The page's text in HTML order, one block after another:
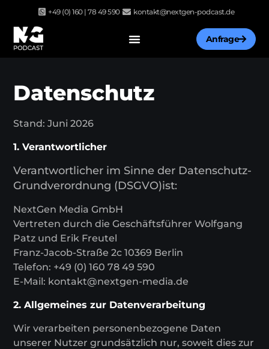
springen
+49 (0) 160 | 78 49 590 kontakt@nextgen-podcast.de
Anfrage
Datenschutz
Stand: Juni 2026
1. Verantwortlicher
Verantwortlicher im Sinne der Datenschutz-
Grundverordnung (DSGVO)ist:
NextGen Media GmbH
Vertreten durch die Geschäftsführer Wolfgang
Patz und Erik Freutel
Franz-Jacob-Straße 2c 10369 Berlin
Telefon: +49 (0) 160 78 49 590
E-Mail: kontakt@nextgen-media.de
2. Allgemeines zur Datenverarbeitung
Wir verarbeiten personenbezogene Daten
unserer Nutzer grundsätzlich nur, soweit dies zur